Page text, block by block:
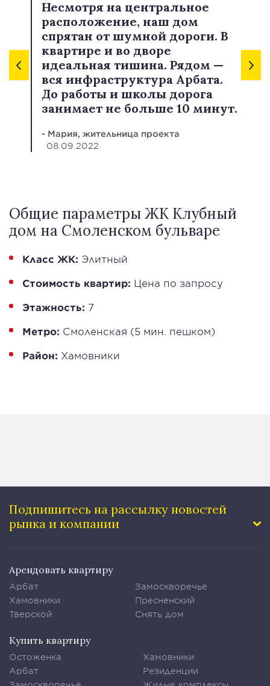
Несмотря на центральное
расположение, наш дом
спрятан от шумной дороги. В
квартире и во дворе
идеальная тишина. Рядом —
вся инфраструктура Арбата.
До работы и школы дорога
занимает не больше 10 минут.
- Мария, жительница проекта
08.09.2022
Общие параметры ЖК Клубный
дом на Смоленском бульваре
Класс ЖК: Элитный
Стоимость квартир: Цена по запросу
Этажность: 7
Метро: Смоленская (5 мин. пешком)
Район: Хамовники
Подпишитесь на рассылку новостей
рынка и компании
Арендовать квартиру
Арбат
Хамовники
Тверской
Замоскворечье
Пресненский
Снять дом
Купить квартиру
Остоженка
Арбат
Хамовники
Резиденции